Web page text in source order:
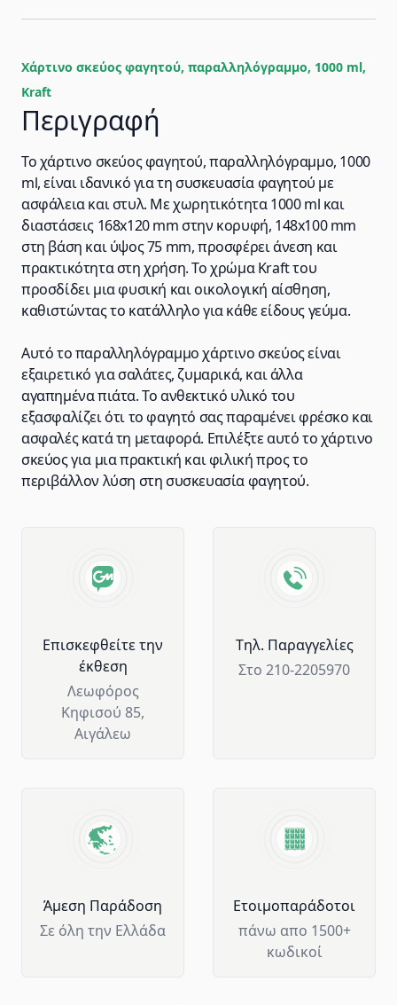
Χάρτινο σκεύος φαγητού, παραλληλόγραμμο, 1000 ml,
Kraft
Περιγραφή
Το χάρτινο σκεύος φαγητού, παραλληλόγραμμο, 1000
ml, είναι ιδανικό για τη συσκευασία φαγητού με
ασφάλεια και στυλ. Με χωρητικότητα 1000 ml και
διαστάσεις 168x120 mm στην κορυφή, 148x100 mm
στη βάση και ύψος 75 mm, προσφέρει άνεση και
πρακτικότητα στη χρήση. Το χρώμα Kraft του
προσδίδει μια φυσική και οικολογική αίσθηση,
καθιστώντας το κατάλληλο για κάθε είδους γεύμα.
Αυτό το παραλληλόγραμμο χάρτινο σκεύος είναι
εξαιρετικό για σαλάτες, ζυμαρικά, και άλλα
αγαπημένα πιάτα. Το ανθεκτικό υλικό του
εξασφαλίζει ότι το φαγητό σας παραμένει φρέσκο και
ασφαλές κατά τη μεταφορά. Επιλέξτε αυτό το χάρτινο
σκεύος για μια πρακτική και φιλική προς το
περιβάλλον λύση στη συσκευασία φαγητού.
Επισκεφθείτε την
έκθεση
Λεωφόρος
Κηφισού 85,
Αιγάλεω
Tηλ. Παραγγελίες
Στο 210-2205970
Άμεση Παράδοση
Σε όλη την Ελλάδα
Ετοιμοπαράδοτοι
πάνω απο 1500+
κωδικοί